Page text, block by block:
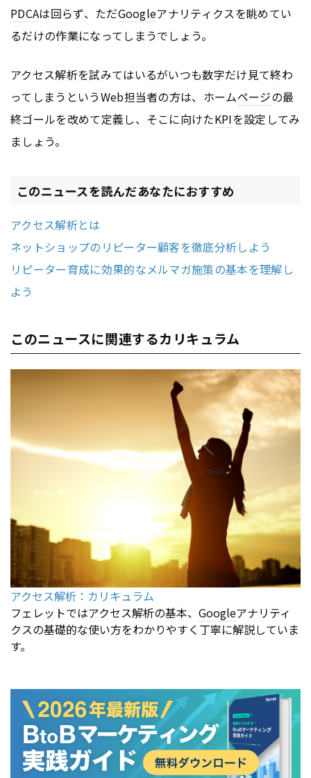
PDCAは回らず、ただGoogleアナリティクスを眺めてい
るだけの作業になってしまうでしょう。
アクセス解析を試みてはいるがいつも数字だけ見て終わ
ってしまうというWeb担当者の方は、ホームページの最
終ゴールを改めて定義し、そこに向けたKPIを設定してみ
ましょう。
このニュースを読んだあなたにおすすめ
アクセス解析とは
ネットショップのリピーター顧客を徹底分析しよう
リピーター育成に効果的なメルマガ施策の基本を理解し
よう
このニュースに関連するカリキュラム
アクセス解析：カリキュラム
フェレットではアクセス解析の基本、 Googleアナリティ
クスの基礎的な使い方をわかりやすく丁寧に解説していま
す。